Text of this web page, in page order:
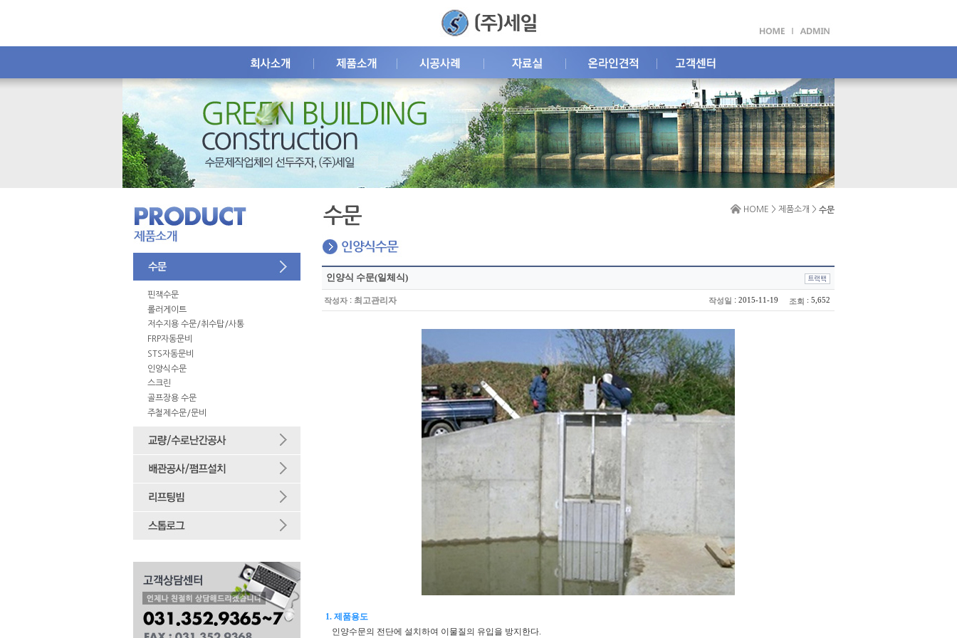
핀잭수문
롤러게이트
저수지용 수문/취수탑/사통
FRP자동문비
STS자동문비
인양식수문
스크린
골프장용 수문
주철제수문/문비
HOME > 제품소개 > 수문
인양식 수문(일체식)
작성자 : 최고관리자 작성일 : 2015-11-19 조회 : 5,652
1. 제품용도
인양수문의 전단에 설치하여 이물질의 유입을 방지한다.